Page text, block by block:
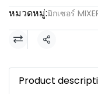
หมวดหมู่:มิกเซอร์
แชร์
Product